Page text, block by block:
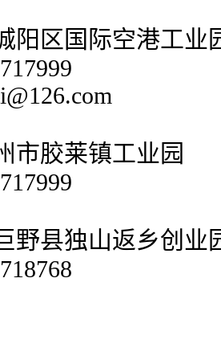
阳区国际空港工业
市胶莱镇工业园
野县独山返乡创业